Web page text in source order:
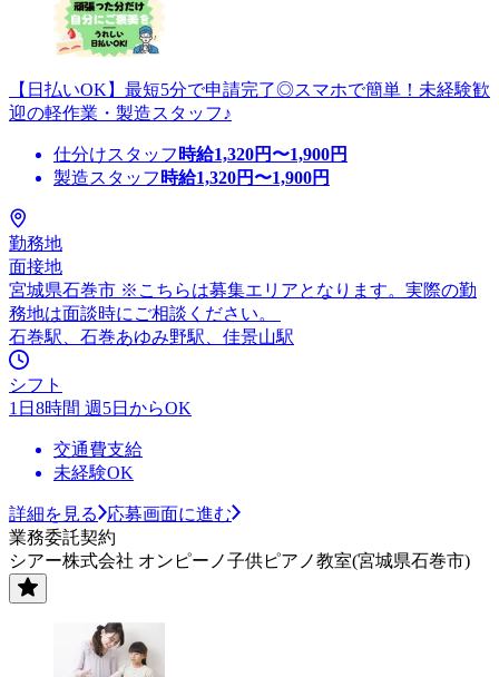
【日払いOK】最短5分で申請完了◎スマホで簡単！未経験歓
迎の軽作業・製造スタッフ♪
仕分けスタッフ 時給1,320円〜1,900円
製造スタッフ 時給1,320円〜1,900円
勤務地
面接地
宮城県石巻市 ※こちらは募集エリアとなります。実際の勤
務地は面談時にご相談ください。
石巻駅、石巻あゆみ野駅、佳景山駅
シフト
1日8時間 週5日からOK
交通費支給
未経験OK
詳細を見る
応募画面に進む
業務委託契約
シアー株式会社 オンピーノ子供ピアノ教室(宮城県石巻市)